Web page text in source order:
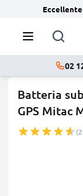
Eccellente
02
Batteria
GPS Mitac